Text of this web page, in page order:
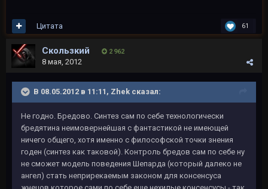
61
Цитата
Скользкий 2 962
8 мая, 2012
В 08.05.2012 в 11:11, Zhek сказал:
Не годно. Бредово. Синтез сам по себе технологически
бредятина неимовернейшая с фантастикой не имеющей
ничего общего, хотя именно с философской точки знения
годен (синтез как таковой). Контроль бредов сам по себе ну
не сможет модель поведения Шепарда (который далеко не
ангел) стать неприрекаемым законом для консенсуса